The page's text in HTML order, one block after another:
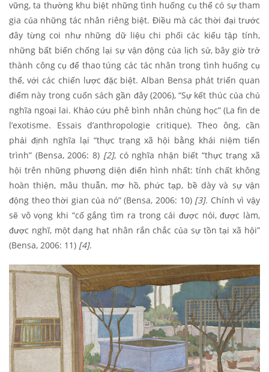
vững, ta thường khu biệt những tình huống cụ thể có sự tham
gia của những tác nhân riêng biệt. Điều mà các thời đại trước
đây từng coi như những dữ liệu chi phối các kiểu tập tính,
những bất biến chống lại sự vận động của lịch sử, bây giờ trở
thành công cụ để thao túng các tác nhân trong tình huống cụ
thể, với các chiến lược đặc biệt. Alban Bensa phát triển quan
điểm này trong cuốn sách gần đây (2006), “Sự kết thúc của chủ
nghĩa ngoại lai. Khảo cứu phê bình nhân chủng học” (La fin de
l’exotisme. Essais d’anthropologie critique). Theo ông, cần
phải định nghĩa lại “thực trạng xã hội bằng khái niệm tiến
trình” (Bensa, 2006: 8) [2], có nghĩa nhận biết “thực trạng xã
hội trên những phương diện điển hình nhất: tính chất không
hoàn thiện, mâu thuẫn, mơ hồ, phức tạp, bề dày và sự vận
động theo thời gian của nó” (Bensa, 2006: 10) [3]. Chính vì vậy
sẽ vô vọng khi “cố gắng tìm ra trong cái được nói, được làm,
được nghĩ, một dạng hạt nhân rắn chắc của sự tồn tại xã hội”
(Bensa, 2006: 11) [4].